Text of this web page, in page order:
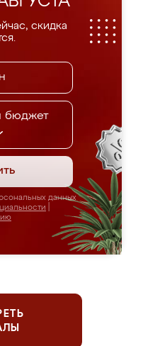
скидка
бюджет
данных